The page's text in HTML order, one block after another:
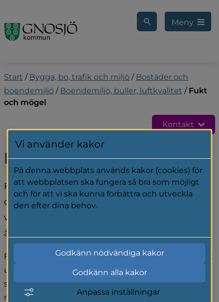
Meny
Start / Bygga, bo, trafik och miljö / Bostäder och
boendemiljö / Boendemiljö, buller, luftkvalitet / Fukt
och mögel
Kontakt
Fukt och mögel
Fukt och mögel i bostaden kan orsaka astma
och andra luftrörsrelaterade besvär. Det är
viktigt att, exempelvis, dålig ventilation
åtgärdas så att inte mögel uppstår.
Fukt i bostäder kan komma från flera olika källor. Fukt
utifrån kommer till exempel från marken, regn och
smältvatten. Inifrån kommer fukten bland annat från
matlagning, duschande eller från byggmaterial.
Vi använder kakor
På denna webbplats används kakor (cookies) för
att webbplatsen ska fungera så bra som möjligt
och för att vi ska kunna förbättra och utveckla
den efter dina behov.
Godkänn nödvändiga kakor
Godkänn alla kakor
Anpassa inställningar